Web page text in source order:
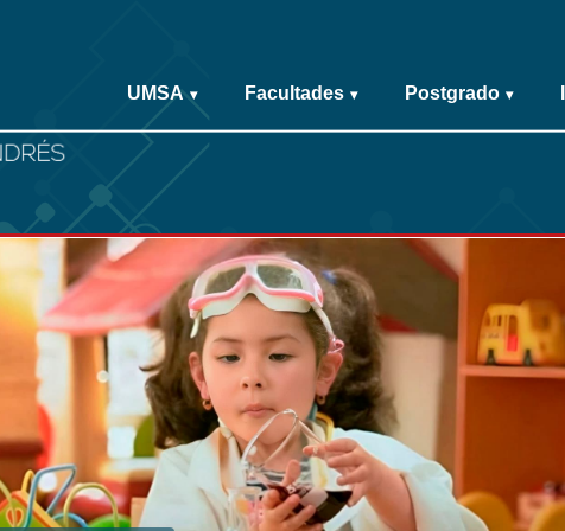
UMSA ▾ Facultades ▾ Postgrado ▾